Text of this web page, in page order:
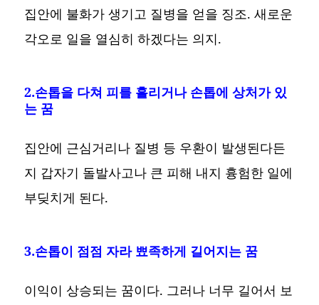
집안에 불화가 생기고 질병을 얻을 징조. 새로운
각오로 일을 열심히 하겠다는 의지.
2.손톱을 다쳐 피를 흘리거나 손톱에 상처가 있
는 꿈
집안에 근심거리나 질병 등 우환이 발생된다든
지 갑자기 돌발사고나 큰 피해 내지 흉험한 일에
부딪치게 된다.
3.손톱이 점점 자라 뾰족하게 길어지는 꿈
이익이 상승되는 꿈이다. 그러나 너무 길어서 보